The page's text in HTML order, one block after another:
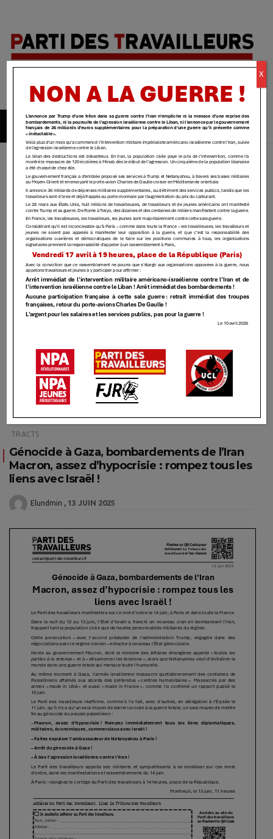
Parti des
travailleurs
| Yvelines
TRACTS
Génocide à Gaza, bombardements de l’Iran
Macron, assez d’hypocrisie : rompez tous les
liens avec Israël !
Elundmin 13 JUIN 2025
X